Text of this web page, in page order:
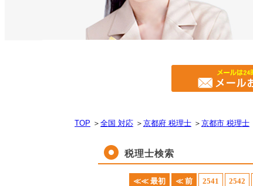
TOP ＞ 全国 対応 ＞ 京都府 税理士 ＞ 京都市 税理士
税理士検索
≪≪ 最初 ≪ 前 2541 2542